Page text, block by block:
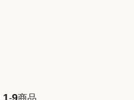
1-9商品